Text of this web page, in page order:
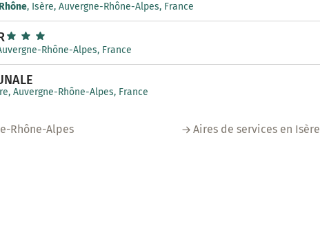
, Isère, Auvergne-Rhône-Alpes, France
Rhône-Alpes, France
Auvergne-Rhône-Alpes, France
Rhône-Alpes Aires de services en Isère